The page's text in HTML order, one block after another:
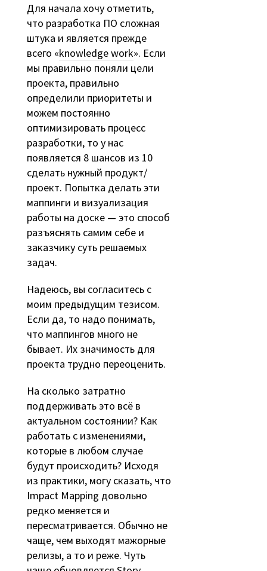
Для начала хочу отметить,
что разработка ПО сложная
штука и является прежде
всего «knowledge work». Если
мы правильно поняли цели
проекта, правильно
определили приоритеты и
можем постоянно
оптимизировать процесс
разработки, то у нас
появляется 8 шансов из 10
сделать нужный продукт/
проект. Попытка делать эти
маппинги и визуализация
работы на доске — это способ
разъяснять самим себе и
заказчику суть решаемых
задач.
Надеюсь, вы согласитесь с
моим предыдущим тезисом.
Если да, то надо понимать,
что маппингов много не
бывает. Их значимость для
проекта трудно переоценить.
На сколько затратно
поддерживать это всё в
актуальном состоянии? Как
работать с изменениями,
которые в любом случае
будут происходить? Исходя
из практики, могу сказать, что
Impact Mapping довольно
редко меняется и
пересматривается. Обычно не
чаще, чем выходят мажорные
релизы, а то и реже. Чуть